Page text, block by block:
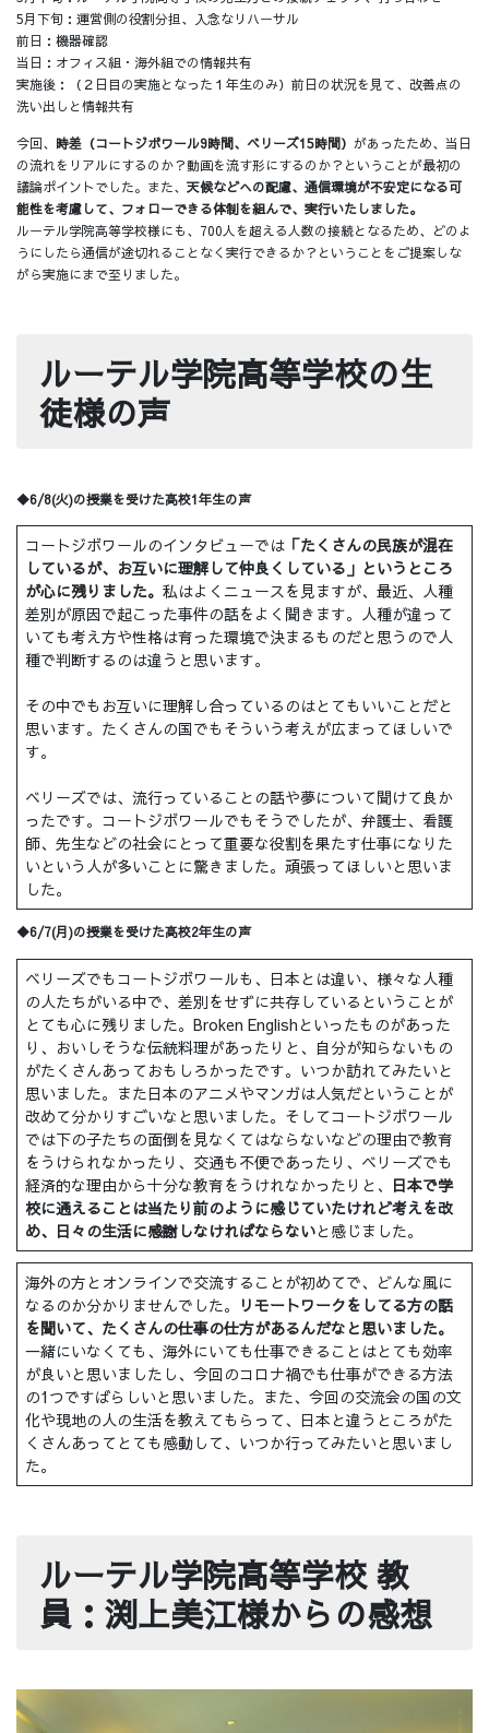
5月下旬：運営側の役割分担、入念なリハーサル
前日：機器確認
当日：オフィス組・海外組での情報共有
実施後：（２日目の実施となった１年生のみ）前日の状況を見て、改善点の
洗い出しと情報共有
今回、 時差（コートジボワール9時間、ベリーズ15時間） があったため、当日
の流れをリアルにするのか？動画を流す形にするのか？ということが最初の
議論ポイントでした。また、 天候などへの配慮、通信環境が不安定になる可
能性を考慮して、フォローできる体制を組んで、実行いたしました。
ルーテル学院高等学校様にも、700人を超える人数の接続となるため、どのよ
うにしたら通信が途切れることなく実行できるか？ということをご提案しな
がら実施にまで至りました。
ルーテル学院高等学校の生
徒様の声
◆6/8(火)の授業を受けた高校1年生の声
コートジボワールのインタビューでは 「たくさんの民族が混在
しているが、お互いに理解して仲良くしている」というところ
が心に残りました。 私はよくニュースを見ますが、最近、人種
差別が原因で起こった事件の話をよく聞きます。人種が違って
いても考え方や性格は育った環境で決まるものだと思うので人
種で判断するのは違うと思います。
その中でもお互いに理解し合っているのはとてもいいことだと
思います。たくさんの国でもそういう考えが広まってほしいで
す。
ベリーズでは、流行っていることの話や夢について聞けて良か
ったです。コートジボワールでもそうでしたが、弁護士、看護
師、先生などの社会にとって重要な役割を果たす仕事になりた
いという人が多いことに驚きました。頑張ってほしいと思いま
した。
◆6/7(月)の授業を受けた高校2年生の声
ベリーズでもコートジボワールも、日本とは違い、様々な人種
の人たちがいる中で、差別をせずに共存しているということが
とても心に残りました。Broken Englishといったものがあった
り、おいしそうな伝統料理があったりと、自分が知らないもの
がたくさんあっておもしろかったです。いつか訪れてみたいと
思いました。また日本のアニメやマンガは人気だということが
改めて分かりすごいなと思いました。そしてコートジボワール
では下の子たちの面倒を見なくてはならないなどの理由で教育
をうけられなかったり、交通も不便であったり、ベリーズでも
経済的な理由から十分な教育をうけれなかったりと、 日本で学
校に通えることは当たり前のように感じていたけれど考えを改
め、日々の生活に感謝しなければならないと感じました。
海外の方とオンラインで交流することが初めてで、どんな風に
なるのか分かりませんでした。 リモートワークをしてる方の話
を聞いて、たくさんの仕事の仕方があるんだなと思いました。
一緒にいなくても、海外にいても仕事できることはとても効率
が良いと思いましたし、今回のコロナ禍でも仕事ができる方法
の1つですばらしいと思いました。また、今回の交流会の国の文
化や現地の人の生活を教えてもらって、日本と違うところがた
くさんあってとても感動して、いつか行ってみたいと思いまし
た。
ルーテル学院高等学校 教
員：渕上美江様からの感想